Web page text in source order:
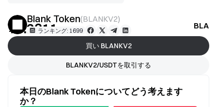
Blank Token(BLANKV2)
ランキング: 1699
¥0.2311--
買い BLANKV2
BLANKV2/USDTを取引する
本日のBlank Tokenについてどう考えます
か？